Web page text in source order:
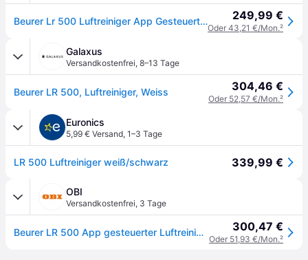
Beurer Lr 500 Luftreiniger App Gesteuert Aktivkohlefilter Hepa H13 Filter 106m² 249,99 €
Oder 43,21 €/Mon.²
Galaxus
Versandkostenfrei, 8–13 Tage
Beurer LR 500, Luftreiniger, Weiss 304,46 €
Oder 52,57 €/Mon.²
Euronics
5,99 € Versand, 1–3 Tage
LR 500 Luftreiniger weiß/schwarz 339,99 €
OBI
Versandkostenfrei, 3 Tage
Beurer LR 500 App gesteuerter Luftreiniger 300,47 €
Oder 51,93 €/Mon.²